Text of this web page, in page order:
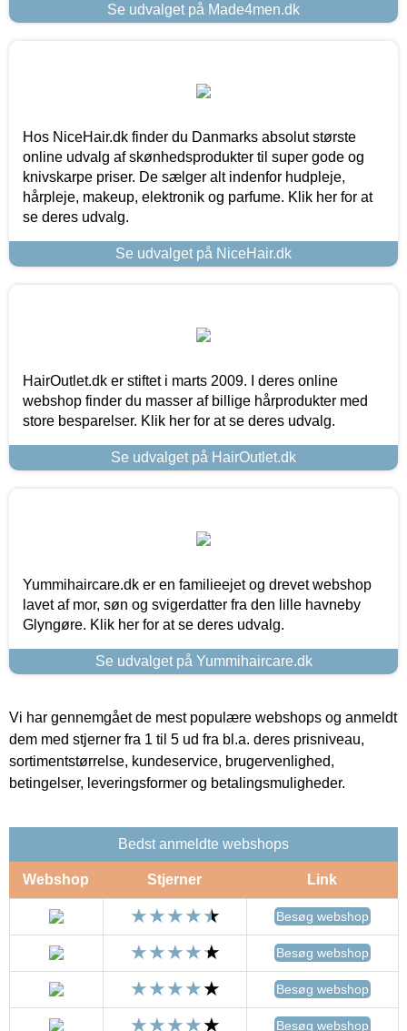
Se udvalget på Made4men.dk
Hos NiceHair.dk finder du Danmarks absolut største
online udvalg af skønhedsprodukter til super gode og
knivskarpe priser. De sælger alt indenfor hudpleje,
hårpleje, makeup, elektronik og parfume. Klik her for at
se deres udvalg.
Se udvalget på NiceHair.dk
HairOutlet.dk er stiftet i marts 2009. I deres online
webshop finder du masser af billige hårprodukter med
store besparelser. Klik her for at se deres udvalg.
Se udvalget på HairOutlet.dk
Yummihaircare.dk er en familieejet og drevet webshop
lavet af mor, søn og svigerdatter fra den lille havneby
Glyngøre. Klik her for at se deres udvalg.
Se udvalget på Yummihaircare.dk
Vi har gennemgået de mest populære webshops og anmeldt
dem med stjerner fra 1 til 5 ud fra bl.a. deres prisniveau,
sortimentstørrelse, kundeservice, brugervenlighed,
betingelser, leveringsformer og betalingsmuligheder.
Bedst anmeldte webshops
Webshop Stjerner Link
Besøg webshop
Besøg webshop
Besøg webshop
Besøg webshop